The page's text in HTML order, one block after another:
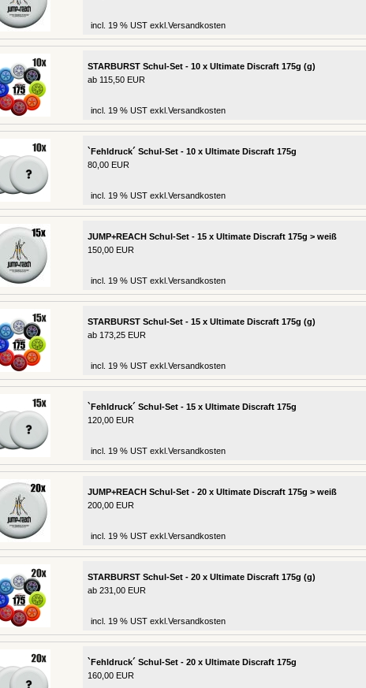
incl. 19 % UST exkl. Versandkosten
STARBURST Schul-Set - 10 x Ultimate Discraft 175g (g)
ab 115,50 EUR
incl. 19 % UST exkl. Versandkosten
`Fehldruck´ Schul-Set - 10 x Ultimate Discraft 175g
80,00 EUR
incl. 19 % UST exkl. Versandkosten
JUMP+REACH Schul-Set - 15 x Ultimate Discraft 175g > weiß
150,00 EUR
incl. 19 % UST exkl. Versandkosten
STARBURST Schul-Set - 15 x Ultimate Discraft 175g (g)
ab 173,25 EUR
incl. 19 % UST exkl. Versandkosten
`Fehldruck´ Schul-Set - 15 x Ultimate Discraft 175g
120,00 EUR
incl. 19 % UST exkl. Versandkosten
JUMP+REACH Schul-Set - 20 x Ultimate Discraft 175g > weiß
200,00 EUR
incl. 19 % UST exkl. Versandkosten
STARBURST Schul-Set - 20 x Ultimate Discraft 175g (g)
ab 231,00 EUR
incl. 19 % UST exkl. Versandkosten
`Fehldruck´ Schul-Set - 20 x Ultimate Discraft 175g
160,00 EUR